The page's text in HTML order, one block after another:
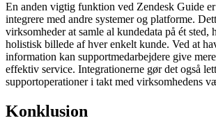
En anden vigtig funktion ved Zendesk Guide
integrere med andre systemer og platforme.
virksomheder at samle al kundedata på ét sted,
holistisk billede af hver enkelt kunde. Ved at
information kan supportmedarbejdere give
effektiv service. Integrationerne gør det også
supportoperationer i takt med virksomhedens
Konklusion